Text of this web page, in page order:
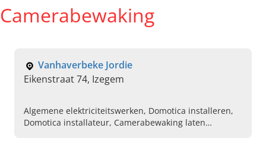
Camerabewaking
Vanhaverbeke Jordie
Eikenstraat 74, Izegem
Algemene elektriciteitswerken, Domotica installeren,
Domotica installateur, Camerabewaking laten